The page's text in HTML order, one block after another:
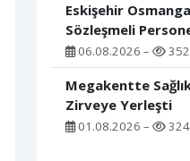
Eskişehir
Sözleşmeli
06.08.2026 –
Megakentte
Zirveye Yerleşti
01.08.2026 –